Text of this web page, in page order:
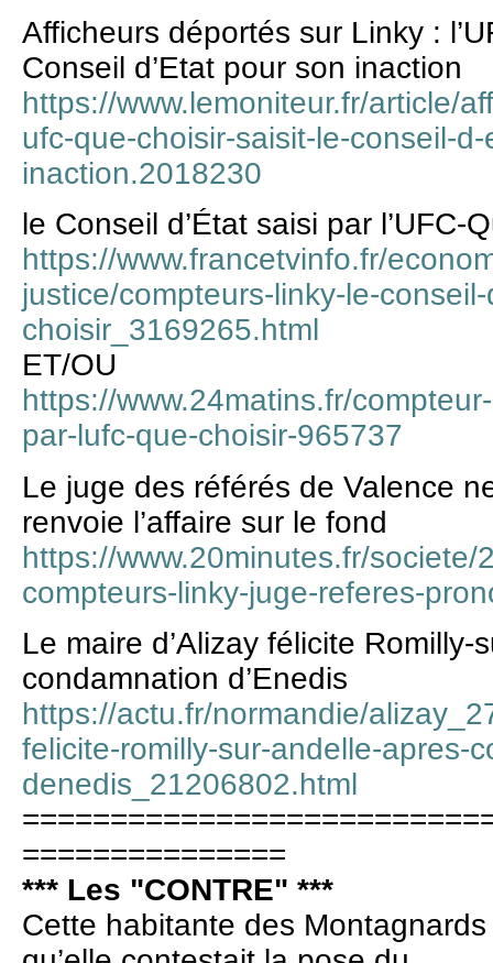
Afficheurs déportés sur Linky :
Conseil d’Etat pour son inaction
https://www.lemoniteur.fr/article/
ufc-que-choisir-saisit-le-conseil-
inaction.2018230
le Conseil d’État saisi par l’UFC-
https://www.francetvinfo.fr/
justice/compteurs-linky-le-
choisir_3169265.html
ET/OU
https://www.24matins.fr/
par-lufc-que-choisir-965737
Le juge des référés de Valence
renvoie l’affaire sur le fond
https://www.20minutes.fr/
compteurs-linky-juge-referes-
Le maire d’Alizay félicite Romilly-
condamnation d’Enedis
https://actu.fr/normandie/
felicite-romilly-sur-andelle-apres-
denedis_21206802.html
===============
*** Les "CONTRE" ***
Cette habitante des